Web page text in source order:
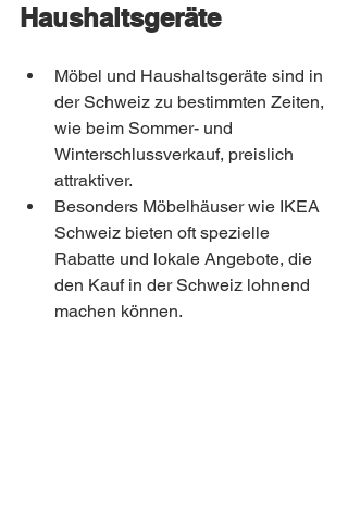
Haushaltsgeräte
Möbel und Haushaltsgeräte sind in
der Schweiz zu bestimmten Zeiten,
wie beim Sommer- und
Winterschlussverkauf, preislich
attraktiver.
Besonders Möbelhäuser wie IKEA
Schweiz bieten oft spezielle
Rabatte und lokale Angebote, die
den Kauf in der Schweiz lohnend
machen können.